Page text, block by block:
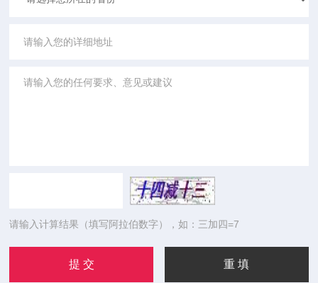
请输入计算结果（填写阿拉伯数字），如：三加四=7